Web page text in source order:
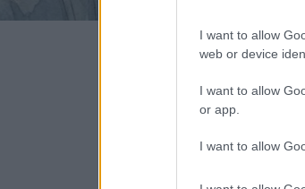
I want to allow
web or device
I want to allow
or app.
I want to allow